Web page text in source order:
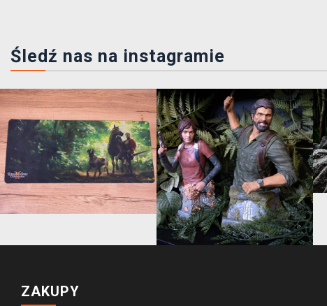
Śledź nas na instagramie
ZAKUPY